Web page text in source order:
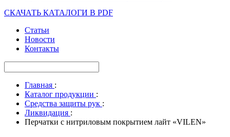
СКАЧАТЬ КАТАЛОГИ В PDF
Статьи
Новости
Контакты
Главная :
Каталог продукции :
Средства защиты рук :
Ликвидация :
Перчатки с нитриловым покрытием лайт «VILEN»